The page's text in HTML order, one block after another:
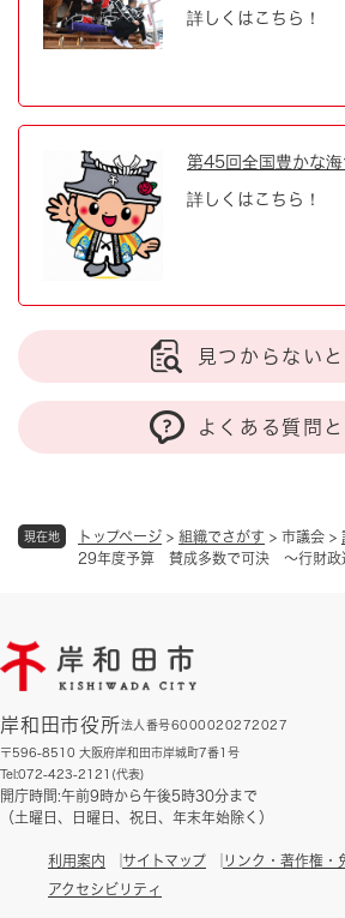
現在地 トップページ > 組織でさがす > 市議会 >
29年度予算 賛成多数で可決 ～行財政
詳しくはこちら！
第45回全国豊かな
詳しくはこちら！
見つからない
よくある質問
岸和田市役所法人番号6000020272027
〒596-8510 大阪府岸和田市岸城町7番1号
Tel:072-423-2121(代表)
開庁時間:午前9時から午後5時30分まで
（土曜日、日曜日、祝日、年末年始除く）
利用案内 サイトマップ リンク・著作権・
アクセシビリティ